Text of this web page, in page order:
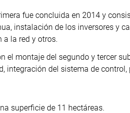
fue concluida en 2014 y
instalación de los inversores y
a la red y otros.
el montaje del segundo y tercer
integración del sistema de
superficie de 11 hectáreas.